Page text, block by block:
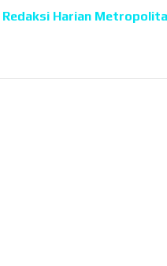
Redaksi Harian